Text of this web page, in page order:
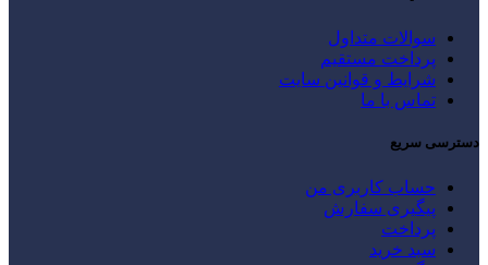
سوالات متداول
پرداخت مستقیم
شرایط و قوانین سایت
تماس با ما
دسترسی سریع
حساب کاربری من
پیگیری سفارش
پرداخت
سبد خرید